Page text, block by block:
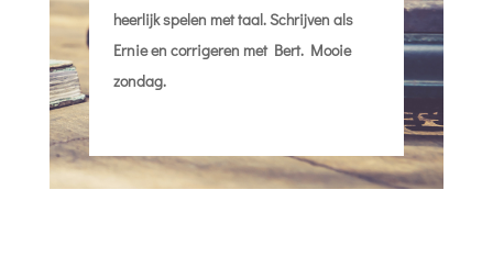
heerlijk spelen met taal. Schrijven als
Ernie en corrigeren met Bert. Mooie
zondag.